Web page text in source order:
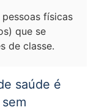
pessoas físicas
que se
de classe.
saúde é